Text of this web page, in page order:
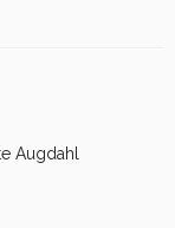
Augdahl